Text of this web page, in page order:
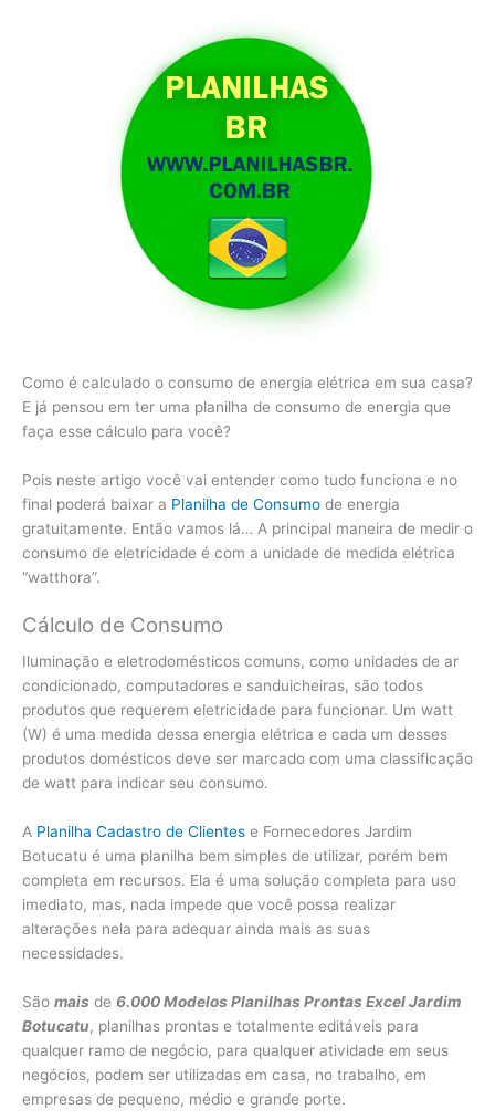
Como é calculado o consumo de energia elétrica em sua casa?
E já pensou em ter uma planilha de consumo de energia que
faça esse cálculo para você?
Pois neste artigo você vai entender como tudo funciona e no
final poderá baixar a Planilha de Consumo de energia
gratuitamente. Então vamos lá… A principal maneira de medir o
consumo de eletricidade é com a unidade de medida elétrica
“watthora”.
Cálculo de Consumo
Iluminação e eletrodomésticos comuns, como unidades de ar
condicionado, computadores e sanduicheiras, são todos
produtos que requerem eletricidade para funcionar. Um watt
(W) é uma medida dessa energia elétrica e cada um desses
produtos domésticos deve ser marcado com uma classificação
de watt para indicar seu consumo.
A Planilha Cadastro de Clientes e Fornecedores Jardim
Botucatu é uma planilha bem simples de utilizar, porém bem
completa em recursos. Ela é uma solução completa para uso
imediato, mas, nada impede que você possa realizar
alterações nela para adequar ainda mais as suas
necessidades.
São mais de 6.000 Modelos Planilhas Prontas Excel Jardim
Botucatu, planilhas prontas e totalmente editáveis para
qualquer ramo de negócio, para qualquer atividade em seus
negócios, podem ser utilizadas em casa, no trabalho, em
empresas de pequeno, médio e grande porte.